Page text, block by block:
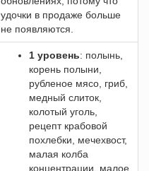
удочки в продаже больше
не появляются.
1 уровень: полынь,
корень полыни,
рубленое мясо, гриб,
медный слиток,
колотый уголь,
рецепт крабовой
похлебки, мечехвост,
малая колба
концентрации, малое